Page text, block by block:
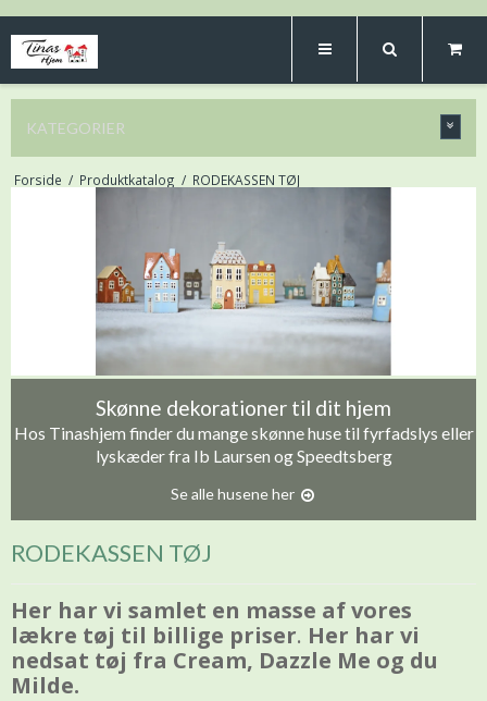
KATEGORIER
Forside / Produktkatalog / RODEKASSEN TØJ
Skønne dekorationer til dit hjem
Hos Tinashjem finder du mange skønne huse til fyrfadslys eller
lyskæder fra Ib Laursen og Speedtsberg
Se alle husene her
RODEKASSEN TØJ
Her har vi samlet en masse af vores
lækre tøj til billige priser. Her har vi
nedsat tøj fra Cream, Dazzle Me og du
Milde.